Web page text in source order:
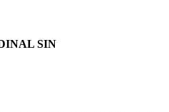
SIN